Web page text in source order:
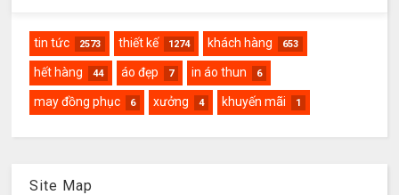
tin tức 2573 thiết kế 1274 khách hàng 653
hết hàng 44 áo đẹp 7 in áo thun 6
may đồng phục 6 xưởng 4 khuyến mãi 1
Site Map